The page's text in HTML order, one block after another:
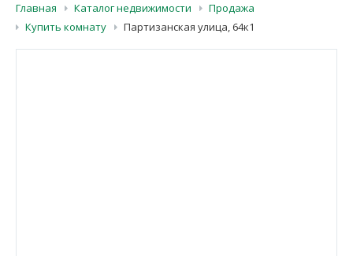
Контакты
Главная Каталог недвижимости
Продажа
Купить комнату
Партизанская улица, 64к1